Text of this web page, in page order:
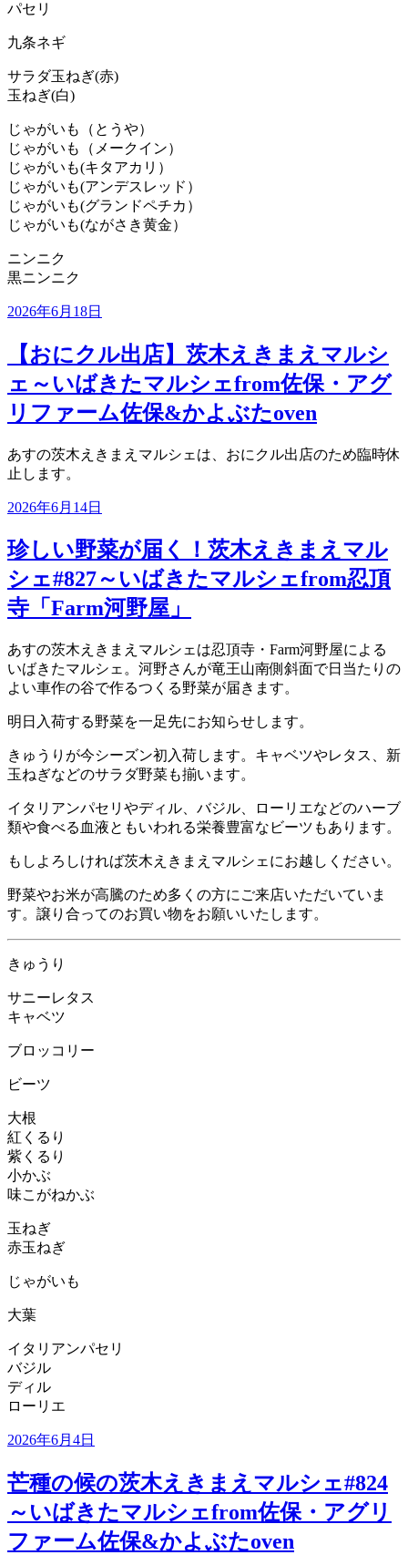
パセリ
九条ネギ
サラダ玉ねぎ(赤)
玉ねぎ(白)
じゃがいも（とうや）
じゃがいも（メークイン）
じゃがいも(キタアカリ）
じゃがいも(アンデスレッド）
じゃがいも(グランドペチカ）
じゃがいも(ながさき黄金）
ニンニク
黒ニンニク
投
日:
2026年6月18日
【おにクル出店】茨木えきまえマルシ
ェ～いばきたマルシェfrom佐保・アグ
リファーム佐保&かよぶたoven
あすの茨木えきまえマルシェは、おにクル出店のため臨時休
止します。
投
日:
2026年6月14日
珍しい野菜が届く！茨木えきまえマル
シェ#827～いばきたマルシェfrom忍頂
寺「Farm河野屋」
あすの茨木えきまえマルシェは忍頂寺・Farm河野屋による
いばきたマルシェ。河野さんが竜王山南側斜面で日当たりの
よい車作の谷で作るつくる野菜が届きます。
明日入荷する野菜を一足先にお知らせします。
きゅうりが今シーズン初入荷します。キャベツやレタス、新
玉ねぎなどのサラダ野菜も揃います。
イタリアンパセリやディル、バジル、ローリエなどのハーブ
類や食べる血液ともいわれる栄養豊富なビーツもあります。
もしよろしければ茨木えきまえマルシェにお越しください。
野菜やお米が高騰のため多くの方にご来店いただいていま
す。譲り合ってのお買い物をお願いいたします。
きゅうり
サニーレタス
キャベツ
ブロッコリー
ビーツ
大根
紅くるり
紫くるり
小かぶ
味こがねかぶ
玉ねぎ
赤玉ねぎ
じゃがいも
大葉
イタリアンパセリ
バジル
ディル
ローリエ
投
日:
2026年6月4日
芒種の候の茨木えきまえマルシェ#824
～いばきたマルシェfrom佐保・アグリ
ファーム佐保&かよぶたoven